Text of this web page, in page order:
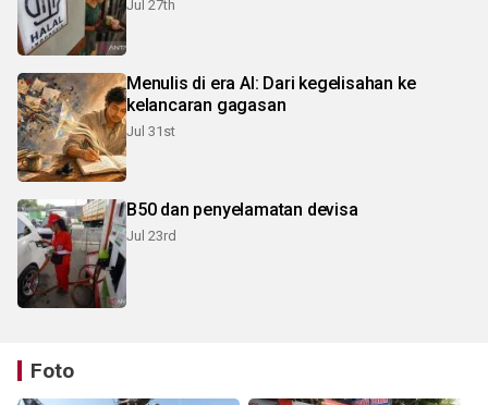
Jul 27th
Menulis di era AI: Dari kegelisahan ke
kelancaran gagasan
Jul 31st
B50 dan penyelamatan devisa
Jul 23rd
Foto